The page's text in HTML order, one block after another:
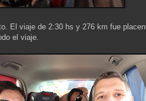
El viaje de 2:30 hs y 276 km fue
el viaje.